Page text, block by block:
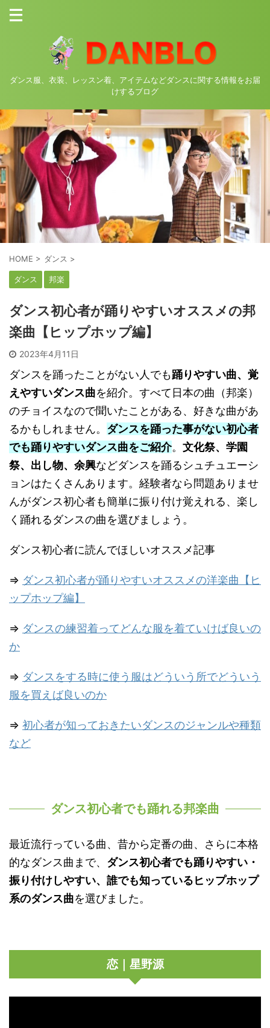
ダンス服、衣装、レッスン着、アイテムなどダンスに関する情報をお届
けするブログ
HOME > ダンス >
ダンス 邦楽
ダンス初心者が踊りやすいオススメの邦
楽曲【ヒップホップ編】
2023年4月11日
ダンスを踊ったことがない人でも踊りやすい曲、覚
えやすいダンス曲を紹介。すべて日本の曲（邦楽）
のチョイスなので聞いたことがある、好きな曲があ
るかもしれません。 ダンスを踊った事がない初心者
でも踊りやすいダンス曲をご紹介。 文化祭、学園
祭、出し物、余興などダンスを踊るシュチュエーシ
ョンはたくさんあります。経験者なら問題ありませ
んがダンス初心者も簡単に振り付け覚えれる、楽し
く踊れるダンスの曲を選びましょう。
ダンス初心者に読んでほしいオススメ記事
⇒ ダンス初心者が踊りやすいオススメの洋楽曲【ヒ
ップホップ編】
⇒ ダンスの練習着ってどんな服を着ていけば良いの
か
⇒ ダンスをする時に使う服はどういう所でどういう
服を買えば良いのか
⇒ 初心者が知っておきたいダンスのジャンルや種類
など
ダンス初心者でも踊れる邦楽曲
最近流行っている曲、昔から定番の曲、さらに本格
的なダンス曲まで、 ダンス初心者でも踊りやすい・
振り付けしやすい、誰でも知っているヒップホップ
系のダンス曲を選びました。
恋｜星野源